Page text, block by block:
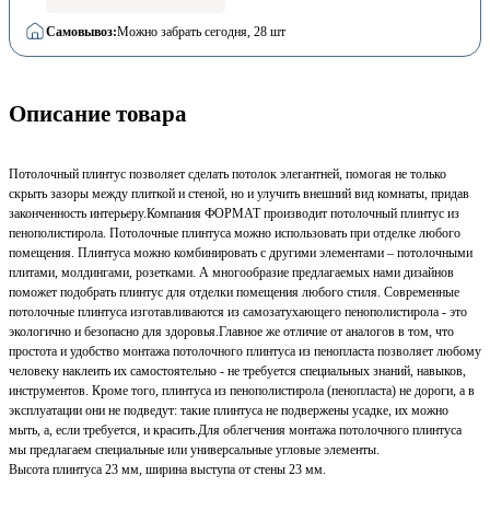
Самовывоз:Можно забрать сегодня, 28 шт
Описание товара
Потолочный плинтус позволяет сделать потолок элегантней, помогая не только
скрыть зазоры между плиткой и стеной, но и улучить внешний вид комнаты, придав
законченность интерьеру.Компания ФОРМАТ производит потолочный плинтус из
пенополистирола. Потолочные плинтуса можно использовать при отделке любого
помещения. Плинтуса можно комбинировать с другими элементами – потолочными
плитами, молдингами, розетками. А многообразие предлагаемых нами дизайнов
поможет подобрать плинтус для отделки помещения любого стиля. Современные
потолочные плинтуса изготавливаются из самозатухающего пенополистирола - это
экологично и безопасно для здоровья.Главное же отличие от аналогов в том, что
простота и удобство монтажа потолочного плинтуса из пенопласта позволяет любому
человеку наклеить их самостоятельно - не требуется специальных знаний, навыков,
инструментов. Кроме того, плинтуса из пенополистирола (пенопласта) не дороги, а в
эксплуатации они не подведут: такие плинтуса не подвержены усадке, их можно
мыть, а, если требуется, и красить.Для облегчения монтажа потолочного плинтуса
мы предлагаем специальные или универсальные угловые элементы.
Высота плинтуса 23 мм, ширина выступа от стены 23 мм.